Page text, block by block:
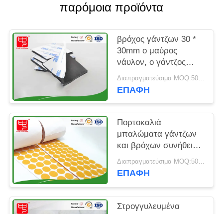
ΠΟΛΙΤΙΚΉ
ΑΠΟΡΡΉΤΟΥ
παρόμοια προϊόντα
βρόχος γάντζων 30 *
30mm ο μαύρος
νάυλον, ο γάντζος
κόλλας και το
κολλώδες κρύο
Διαπραγματεύσιμα MOQ:5000 pcs
ΕΠΑΦΉ
Πορτοκαλιά
μπαλώματα γάντζων
και βρόχων συνήθειας
χρώματος που
συσκευάζουν στο ρόλο
Διαπραγματεύσιμα MOQ:5000 pcs
ΕΠΑΦΉ
Στρογγυλευμένα